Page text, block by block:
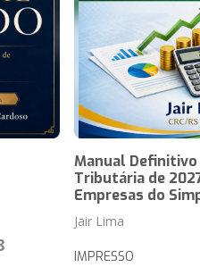
Manual
Tributária de
Empresas do
Jair Lima
IMPRESSO